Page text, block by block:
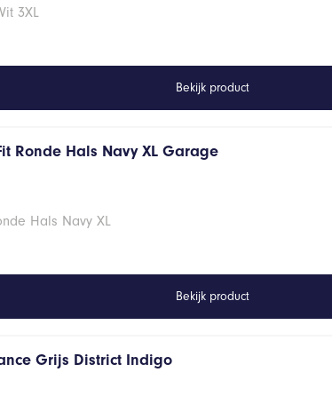
3XL
Bekijk product
Ronde Hals Navy XL Garage
Hals Navy XL
Bekijk product
Grijs District Indigo